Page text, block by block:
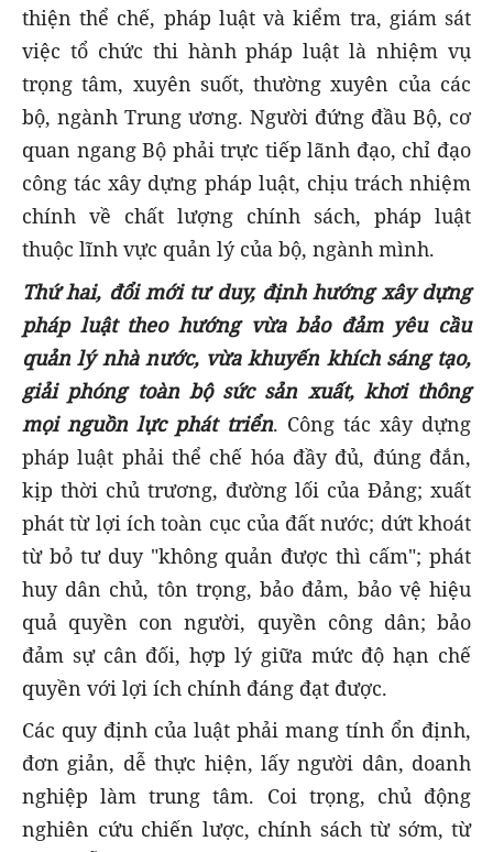
thiện thể chế, pháp luật và kiểm tra, giám sát
việc tổ chức thi hành pháp luật là nhiệm vụ
trọng tâm, xuyên suốt, thường xuyên của các
bộ, ngành Trung ương. Người đứng đầu Bộ, cơ
quan ngang Bộ phải trực tiếp lãnh đạo, chỉ đạo
công tác xây dựng pháp luật, chịu trách nhiệm
chính về chất lượng chính sách, pháp luật
thuộc lĩnh vực quản lý của bộ, ngành mình.
Thứ hai, đổi mới tư duy, định hướng xây dựng
pháp luật theo hướng vừa bảo đảm yêu cầu
quản lý nhà nước, vừa khuyến khích sáng tạo,
giải phóng toàn bộ sức sản xuất, khơi thông
mọi nguồn lực phát triển. Công tác xây dựng
pháp luật phải thể chế hóa đầy đủ, đúng đắn,
kịp thời chủ trương, đường lối của Đảng; xuất
phát từ lợi ích toàn cục của đất nước; dứt khoát
từ bỏ tư duy "không quản được thì cấm"; phát
huy dân chủ, tôn trọng, bảo đảm, bảo vệ hiệu
quả quyền con người, quyền công dân; bảo
đảm sự cân đối, hợp lý giữa mức độ hạn chế
quyền với lợi ích chính đáng đạt được.
Các quy định của luật phải mang tính ổn định,
đơn giản, dễ thực hiện, lấy người dân, doanh
nghiệp làm trung tâm. Coi trọng, chủ động
nghiên cứu chiến lược, chính sách từ sớm, từ